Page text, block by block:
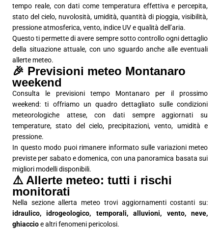
tempo reale, con dati come temperatura effettiva e percepita,
stato del cielo, nuvolosità, umidità, quantità di pioggia, visibilità,
pressione atmosferica, vento, indice UV e qualità dell’aria.
Questo ti permette di avere sempre sotto controllo ogni dettaglio
della situazione attuale, con uno sguardo anche alle eventuali
allerte meteo.
🎉 Previsioni meteo Montanaro
weekend
Consulta le previsioni tempo Montanaro per il prossimo
weekend: ti offriamo un quadro dettagliato sulle condizioni
meteorologiche attese, con dati sempre aggiornati su
temperature, stato del cielo, precipitazioni, vento, umidità e
pressione.
In questo modo puoi rimanere informato sulle variazioni meteo
previste per sabato e domenica, con una panoramica basata sui
migliori modelli disponibili.
⚠️ Allerte meteo: tutti i rischi
monitorati
Nella sezione allerta meteo trovi aggiornamenti costanti su:
idraulico, idrogeologico, temporali, alluvioni, vento, neve,
ghiaccioe altri fenomeni pericolosi.